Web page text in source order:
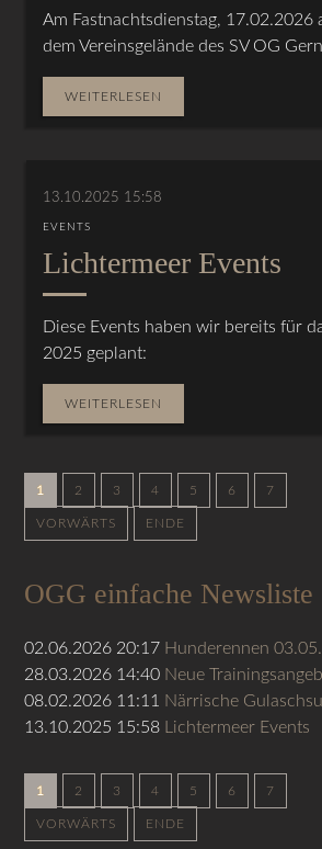
Am Fastnachtsdienstag, 17.02.2026
dem Vereinsgelände des SV OG
WEITERLESEN
13.10.2025 15:58
EVENTS
Lichtermeer Events
Diese Events haben wir bereits für
2025 geplant:
WEITERLESEN
1 2 3 4 5 6 7
VORWÄRTS ENDE
OGG einfache Newsliste
02.06.2026 20:17 Hunderennen
28.03.2026 14:40 Neue
08.02.2026 11:11 Närrische
13.10.2025 15:58 Lichtermeer Events
1 2 3 4 5 6 7
VORWÄRTS ENDE